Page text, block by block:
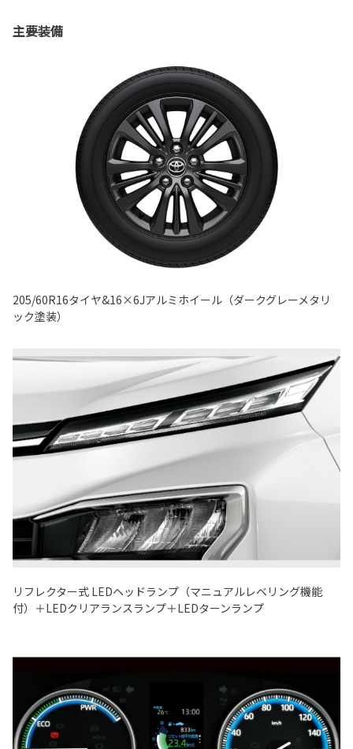
主要装備
205/60R16タイヤ&16×6Jアルミホイール（ダークグレーメタリ
ック塗装）
リフレクター式 LEDヘッドランプ（マニュアルレベリング機能
付）＋LEDクリアランスランプ＋LEDターンランプ